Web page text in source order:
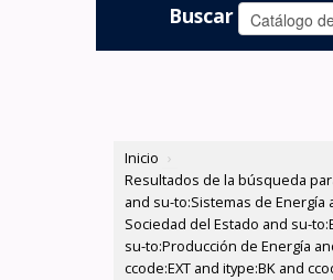
Buscar
Inicio ›
Resultados de la búsqueda
and su-to:Sistemas de Energía
Sociedad del Estado and su-
su-to:Producción de Energía
ccode:EXT and itype:BK and